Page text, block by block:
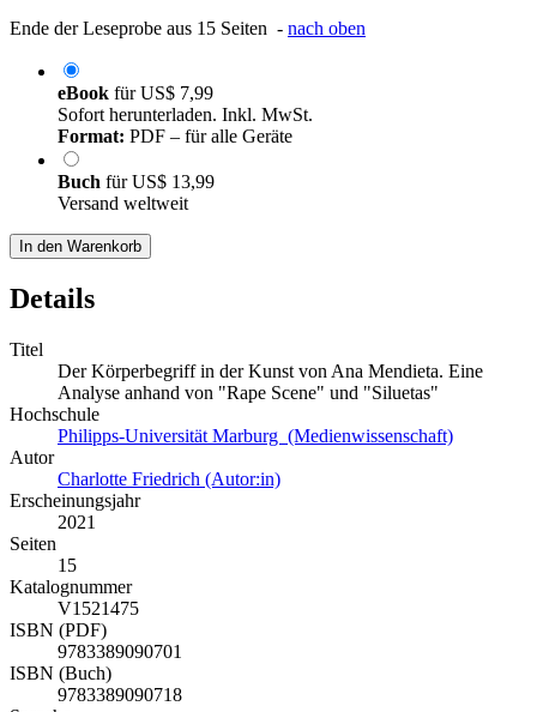
Ende der Leseprobe aus 15 Seiten - nach oben
eBook fürUS$ 7,99
Sofort herunterladen. Inkl. MwSt.
Format: PDF – für alle Geräte
Buch fürUS$ 13,99
Versand weltweit
In den Warenkorb
Details
Titel
Der Körperbegriff in der Kunst von Ana Mendieta. Eine
Analyse anhand von "Rape Scene" und "Siluetas"
Hochschule
Philipps-Universität Marburg (Medienwissenschaft)
Autor
Charlotte Friedrich (Autor:in)
Erscheinungsjahr
2021
Seiten
15
Katalognummer
V1521475
ISBN (PDF)
9783389090701
ISBN (Buch)
9783389090718